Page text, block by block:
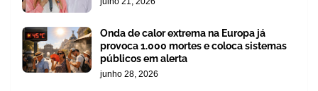
Onda de calor extrema na Europa já
provoca 1.000 mortes e coloca sistemas
públicos em alerta
junho 28, 2026